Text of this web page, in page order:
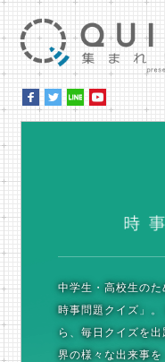
中学生・高校生の
時事問題クイズ」。
ら、毎日クイズを出
界の様々な出来事を